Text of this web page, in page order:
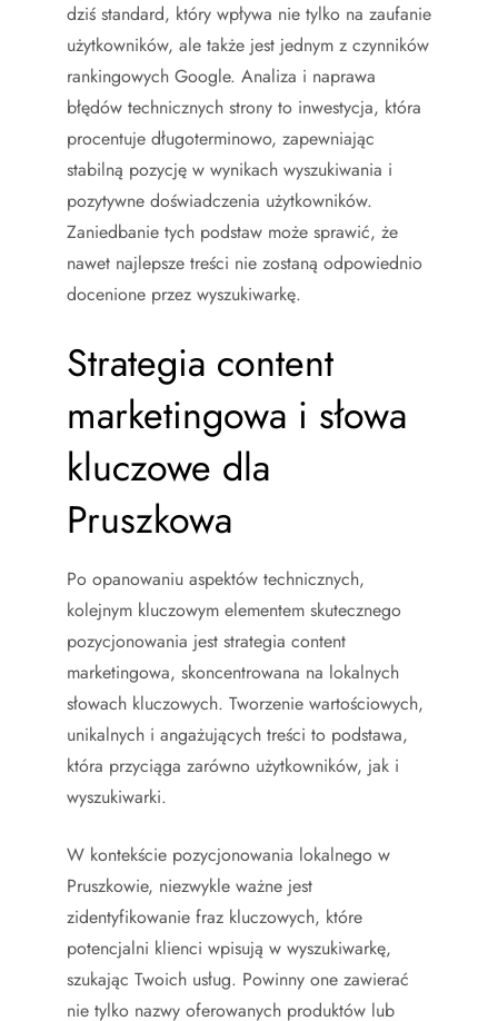
dziś standard, który wpływa nie tylko na zaufanie
użytkowników, ale także jest jednym z czynników
rankingowych Google. Analiza i naprawa
błędów technicznych strony to inwestycja, która
procentuje długoterminowo, zapewniając
stabilną pozycję w wynikach wyszukiwania i
pozytywne doświadczenia użytkowników.
Zaniedbanie tych podstaw może sprawić, że
nawet najlepsze treści nie zostaną odpowiednio
docenione przez wyszukiwarkę.
Strategia content
marketingowa i słowa
kluczowe dla
Pruszkowa
Po opanowaniu aspektów technicznych,
kolejnym kluczowym elementem skutecznego
pozycjonowania jest strategia content
marketingowa, skoncentrowana na lokalnych
słowach kluczowych. Tworzenie wartościowych,
unikalnych i angażujących treści to podstawa,
która przyciąga zarówno użytkowników, jak i
wyszukiwarki.
W kontekście pozycjonowania lokalnego w
Pruszkowie, niezwykle ważne jest
zidentyfikowanie fraz kluczowych, które
potencjalni klienci wpisują w wyszukiwarkę,
szukając Twoich usług. Powinny one zawierać
nie tylko nazwy oferowanych produktów lub